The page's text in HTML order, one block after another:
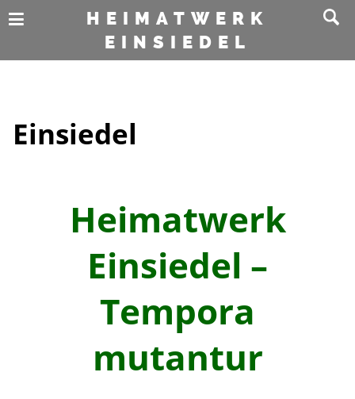
HEIMATWERK
EINSIEDEL
Einsiedel
Heimatwerk
Einsiedel –
Tempora
mutantur